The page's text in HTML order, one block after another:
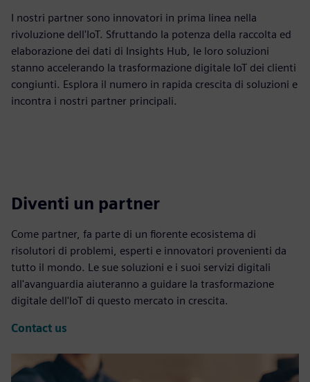
I nostri partner sono innovatori in prima linea nella
rivoluzione dell'IoT. Sfruttando la potenza della raccolta ed
elaborazione dei dati di Insights Hub, le loro soluzioni
stanno accelerando la trasformazione digitale IoT dei clienti
congiunti. Esplora il numero in rapida crescita di soluzioni e
incontra i nostri partner principali.
Diventi un partner
Come partner, fa parte di un fiorente ecosistema di
risolutori di problemi, esperti e innovatori provenienti da
tutto il mondo. Le sue soluzioni e i suoi servizi digitali
all'avanguardia aiuteranno a guidare la trasformazione
digitale dell'IoT di questo mercato in crescita.
Contact us